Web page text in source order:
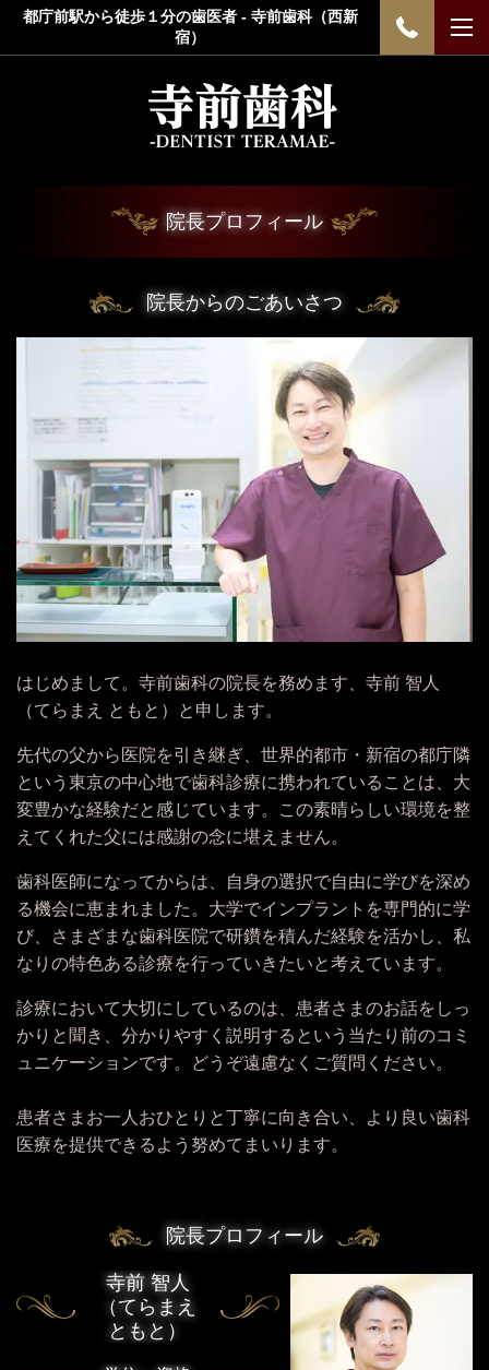
都庁前駅から徒歩１分の歯医者 - 寺前歯科（西新
宿）
院長プロフィール
院長からのごあいさつ
はじめまして。寺前歯科の院長を務めます、寺前 智人
（てらまえ ともと）と申します。
先代の父から医院を引き継ぎ、世界的都市・新宿の都庁隣
という東京の中心地で歯科診療に携われていることは、大
変豊かな経験だと感じています。この素晴らしい環境を整
えてくれた父には感謝の念に堪えません。
歯科医師になってからは、自身の選択で自由に学びを深め
る機会に恵まれました。大学でインプラントを専門的に学
び、さまざまな歯科医院で研鑽を積んだ経験を活かし、私
なりの特色ある診療を行っていきたいと考えています。
診療において大切にしているのは、患者さまのお話をしっ
かりと聞き、分かりやすく説明するという当たり前のコミ
ュニケーションです。どうぞ遠慮なくご質問ください。
患者さまお一人おひとりと丁寧に向き合い、より良い歯科
医療を提供できるよう努めてまいります。
院長プロフィール
寺前 智人
（てらまえ
ともと）